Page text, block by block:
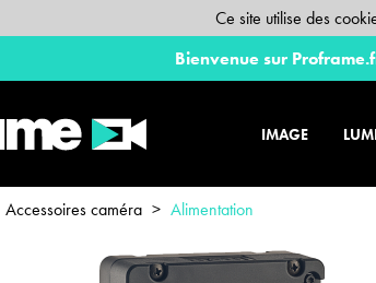
Ce site utilise des
Bienvenue sur
IMAGE
Accessoires caméra > Alimentation